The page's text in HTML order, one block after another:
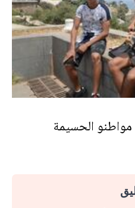
مواطنو الحسيمة